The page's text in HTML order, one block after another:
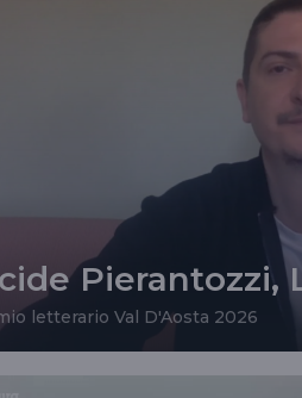
Pierantozzi,
letterario Val D'Aosta 2026